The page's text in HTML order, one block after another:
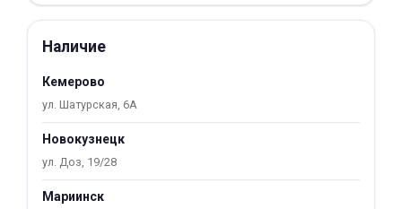
Наличие
Кемерово
ул. Шатурская, 6А
Новокузнецк
ул. Доз, 19/28
Мариинск
в корзину
Оплачивайте сегодня только
25 % картой любого банка